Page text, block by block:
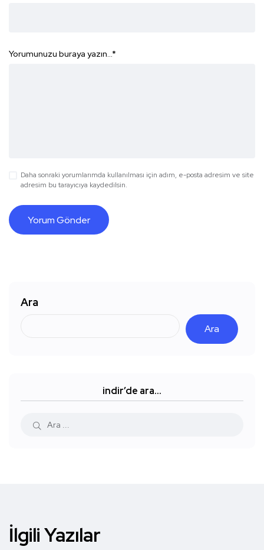
Yorumunuzu buraya yazın...*
Daha sonraki yorumlarımda kullanılması için adım, e-posta adresim ve site
adresim bu tarayıcıya kaydedilsin.
Ara
Ara
indir’de ara…
İlgili Yazılar